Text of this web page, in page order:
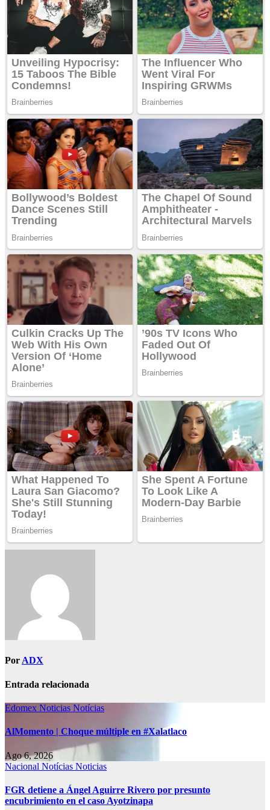
PorADX
Entrada relacionada
Edomex Noticias Notícias
AlMomento | Choque múltiple en #Xalatlaco
Ago 6, 2026
Nacional Notícias Noticias
FGR detiene a Ángel Aguirre Rivero por presunto
encubrimiento en el caso Ayotzinapa